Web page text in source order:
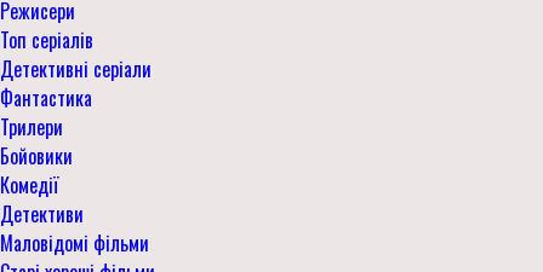
Режисери
Топ серіалів
Детективні серіали
Фантастика
Трилери
Бойовики
Комедії
Детективи
Маловідомі фільми